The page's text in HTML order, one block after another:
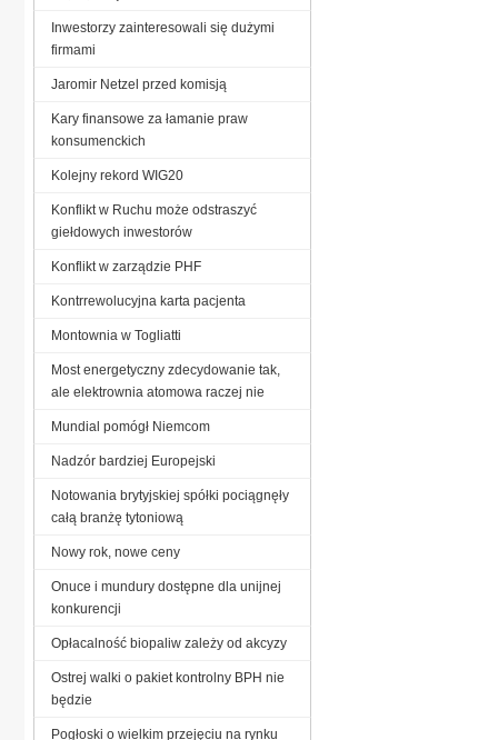
Inwestorzy zainteresowali się dużymi
firmami
Jaromir Netzel przed komisją
Kary finansowe za łamanie praw
konsumenckich
Kolejny rekord WIG20
Konflikt w Ruchu może odstraszyć
giełdowych inwestorów
Konflikt w zarządzie PHF
Kontrrewolucyjna karta pacjenta
Montownia w Togliatti
Most energetyczny zdecydowanie tak,
ale elektrownia atomowa raczej nie
Mundial pomógł Niemcom
Nadzór bardziej Europejski
Notowania brytyjskiej spółki pociągnęły
całą branżę tytoniową
Nowy rok, nowe ceny
Onuce i mundury dostępne dla unijnej
konkurencji
Opłacalność biopaliw zależy od akcyzy
Ostrej walki o pakiet kontrolny BPH nie
będzie
Pogłoski o wielkim przejęciu na rynku